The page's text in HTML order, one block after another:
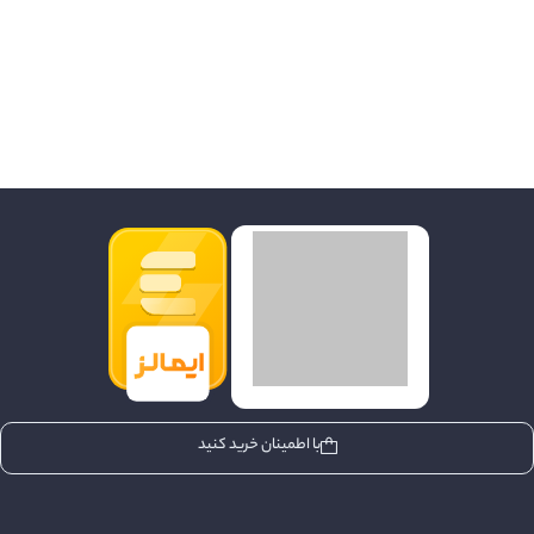
با اطمینان خرید کنید